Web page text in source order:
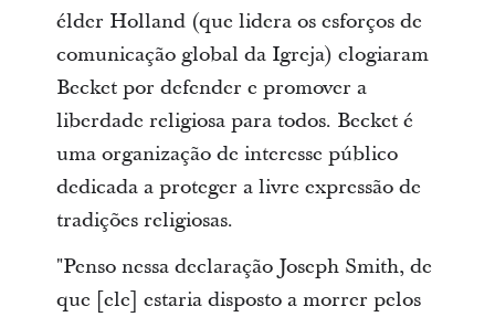
élder Holland (que lidera os esforços de
comunicação global da Igreja) elogiaram
Becket por defender e promover a
liberdade religiosa para todos. Becket é
uma organização de interesse público
dedicada a proteger a livre expressão de
tradições religiosas.
"Penso nessa declaração Joseph Smith, de
que [ele] estaria disposto a morrer pelos